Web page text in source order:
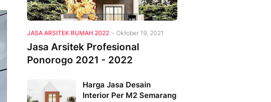
JASA ARSITEK RUMAH 2022 - Oktober 19, 2021
Jasa Arsitek Profesional
Ponorogo 2021 - 2022
Harga Jasa Desain
Interior Per M2 Semarang